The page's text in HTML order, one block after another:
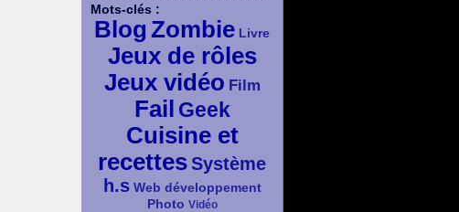
Mots-clés :
Blog Zombie Livre
Jeux de rôles
Jeux vidéo Film
Fail Geek
Cuisine et
recettesSystème
h.s Web développement
Photo Vidéo